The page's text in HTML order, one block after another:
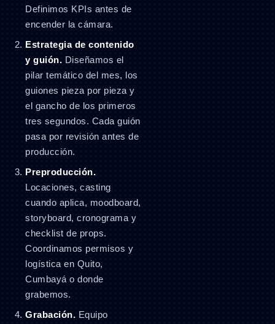
Definimos KPIs antes de
encender la cámara.
Estrategia de contenido
y guión. Diseñamos el
pilar temático del mes, los
guiones pieza por pieza y
el gancho de los primeros
tres segundos. Cada guión
pasa por revisión antes de
producción.
Preproducción.
Locaciones, casting
cuando aplica, moodboard,
storyboard, cronograma y
checklist de props.
Coordinamos permisos y
logística en Quito,
Cumbayá o donde
grabemos.
Grabación. Equipo